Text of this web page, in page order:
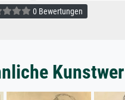
0 Bewertungen